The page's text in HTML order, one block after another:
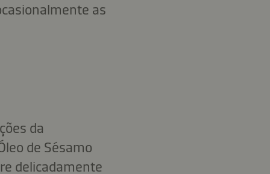
as
da
de Sésamo
delicadamente